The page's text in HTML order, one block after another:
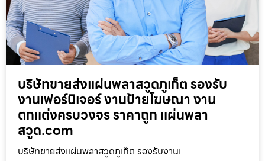
บริษัทขายส่งแผ่นพลาสวูดภูเก็ต รองรับ
งานเฟอร์นิเจอร์ งานป้ายโฆษณา งาน
ตกแต่งครบวงจร ราคาถูก แผ่นพลา
สวูด.com
บริษัทขายส่งแผ่นพลาสวูดภูเก็ต รองรับงานเ